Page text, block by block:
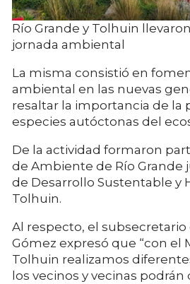
Río Grande y Tolhuin
jornada ambiental
La misma consistió en
ambiental en las nuevas
resaltar la importancia de la
especies autóctonas del
De la actividad formaron
de Ambiente de Río Grande
de Desarrollo Sustentable y
Tolhuin.
Al respecto, el subsecretario
Gómez expresó que “con el
Tolhuin realizamos
los vecinos y vecinas